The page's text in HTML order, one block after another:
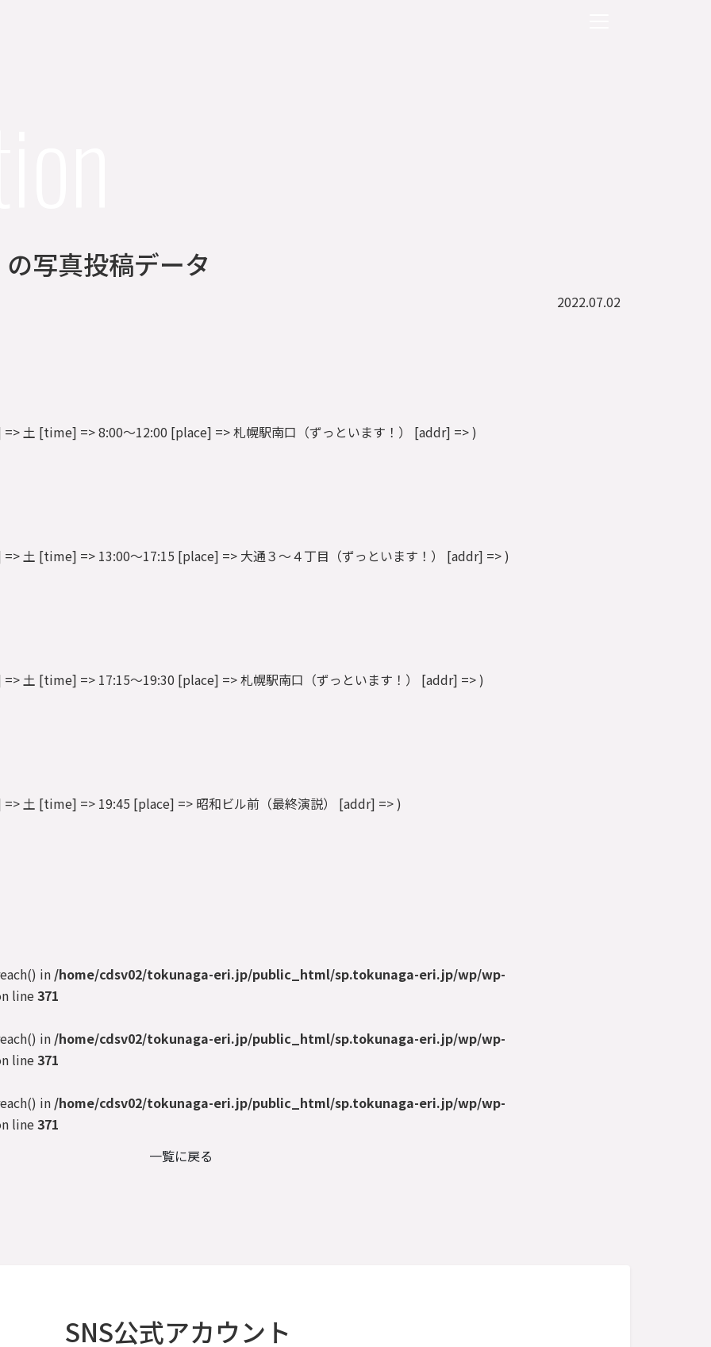
写真投稿データ
2022.07.02
土 [time] => 8:00～12:00 [place] => 札幌駅南口（ずっといます！） [addr] => )
土 [time] => 13:00～17:15 [place] => 大通３～４丁目（ずっといます！） [addr] => )
土 [time] => 17:15～19:30 [place] => 札幌駅南口（ずっといます！） [addr] => )
土 [time] => 19:45 [place] => 昭和ビル前（最終演説） [addr] => )
in /home/cdsv02/tokunaga-eri.jp/public_html/sp.tokunaga-eri.jp/wp/wp-
line371
in /home/cdsv02/tokunaga-eri.jp/public_html/sp.tokunaga-eri.jp/wp/wp-
line371
in /home/cdsv02/tokunaga-eri.jp/public_html/sp.tokunaga-eri.jp/wp/wp-
line371
一覧に戻る
SNS公式アカウント